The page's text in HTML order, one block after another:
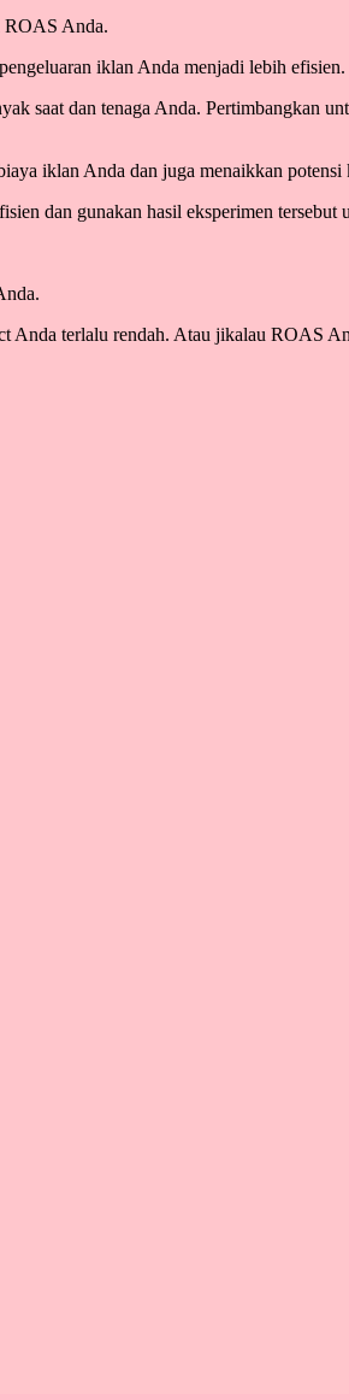
ROAS Anda.
iklan Anda menjadi lebih efisien.
saat dan tenaga Anda. Pertimbangkan
iklan Anda dan juga menaikkan
dan gunakan hasil eksperimen
terlalu rendah. Atau jikalau ROAS